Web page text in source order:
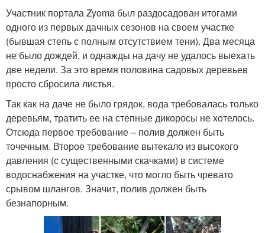
Участник портала Zyoma был раздосадован итогами
одного из первых дачных сезонов на своем участке
(бывшая степь с полным отсутствием тени). Два месяца
не было дождей, и однажды на дачу не удалось выехать
две недели. За это время половина садовых деревьев
просто сбросила листья.
Так как на даче не было грядок, вода требовалась только
деревьям, тратить ее на степные дикоросы не хотелось.
Отсюда первое требование – полив должен быть
точечным. Второе требование вытекало из высокого
давления (с существенными скачками) в системе
водоснабжения на участке, что могло быть чревато
срывом шлангов. Значит, полив должен быть
безнапорным.